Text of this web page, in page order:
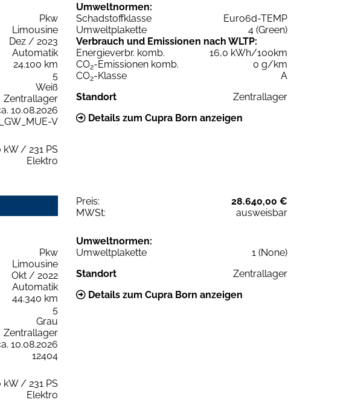
Pkw
Limousine
Dez / 2023
Automatik
24.100 km
5
Weiß
Zentrallager
10.08.2026
V
kW / 231 PS
Elektro
Umweltnormen:
Schadstoffklasse
Euro6d-TEMP
Umweltplakette
4 (Green)
Verbrauch und Emissionen nach WLTP:
Energieverbr. komb.
16,0 kWh/100km
CO2-Emissionen komb.
0 g/km
CO2-Klasse
A
Standort
Zentrallager
Details zum Cupra Born anzeigen
Preis:
28.640,00 €
MWSt:
ausweisbar
Pkw
Limousine
Okt / 2022
Automatik
44.340 km
5
Grau
Zentrallager
10.08.2026
12404
kW / 231 PS
Elektro
Umweltnormen:
Umweltplakette
1 (None)
Standort
Zentrallager
Details zum Cupra Born anzeigen